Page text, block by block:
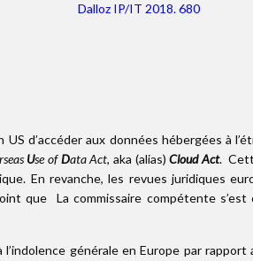
Dalloz IP/IT 2018. 680
d’accéder aux données hébergées à
Use ofData Act,aka (alias)Cloud Act.
En revanche, les revues juridiques
que La commissaire compétente
générale en Europe par rapport